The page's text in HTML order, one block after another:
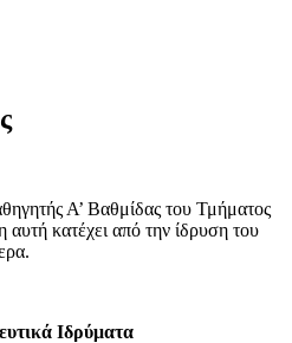
Α’ Βαθμίδας του Τμήματος
αυτή κατέχει από την ίδρυση του
Ιδρύματα